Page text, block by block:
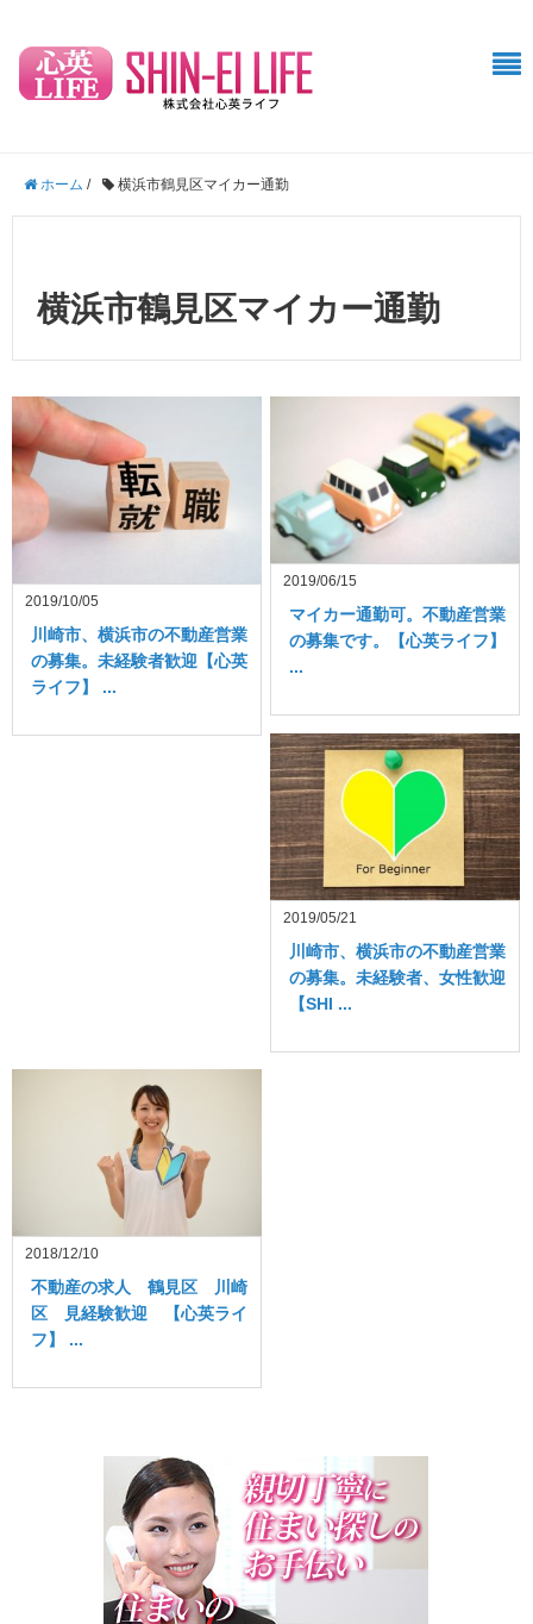
ホーム / 横浜市鶴見区マイカー通勤
横浜市鶴見区マイカー通勤
2019/10/05
川崎市、横浜市の不動産営業
の募集。未経験者歓迎【心英
ライフ】 ...
2019/06/15
マイカー通勤可。不動産営業
の募集です。【心英ライフ】
...
2019/05/21
川崎市、横浜市の不動産営業
の募集。未経験者、女性歓迎
【SHI ...
2018/12/10
不動産の求人 鶴見区 川崎
区 見経験歓迎 【心英ライ
フ】 ...